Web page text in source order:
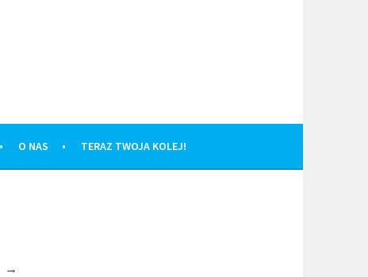
O NAS TERAZ TWOJA KOLEJ!